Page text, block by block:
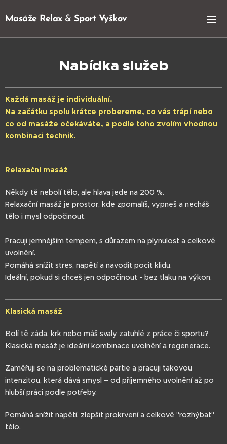
Masáže Relax & Sport Vyškov
Nabídka služeb
Každá masáž je individuální.
Na začátku spolu krátce probereme, co vás trápí nebo
co od masáže očekáváte, a podle toho zvolím vhodnou
kombinaci technik.
Relaxační masáž
Někdy tě nebolí tělo, ale hlava jede na 200 %.
Relaxační masáž je prostor, kde zpomalíš, vypneš a necháš
tělo i mysl odpočinout.
Pracuji jemnějším tempem, s důrazem na plynulost a celkové
uvolnění.
Pomáhá snížit stres, napětí a navodit pocit klidu.
Ideální, pokud si chceš jen odpočinout - bez tlaku na výkon.
Klasická masáž
Bolí tě záda, krk nebo máš svaly zatuhlé z práce či sportu?
Klasická masáž je ideální kombinace uvolnění a regenerace.
Zaměřuji se na problematické partie a pracuji takovou
intenzitou, která dává smysl – od příjemného uvolnění až po
hlubší práci podle potřeby.
Pomáhá snížit napětí, zlepšit prokrvení a celkově "rozhýbat"
tělo.